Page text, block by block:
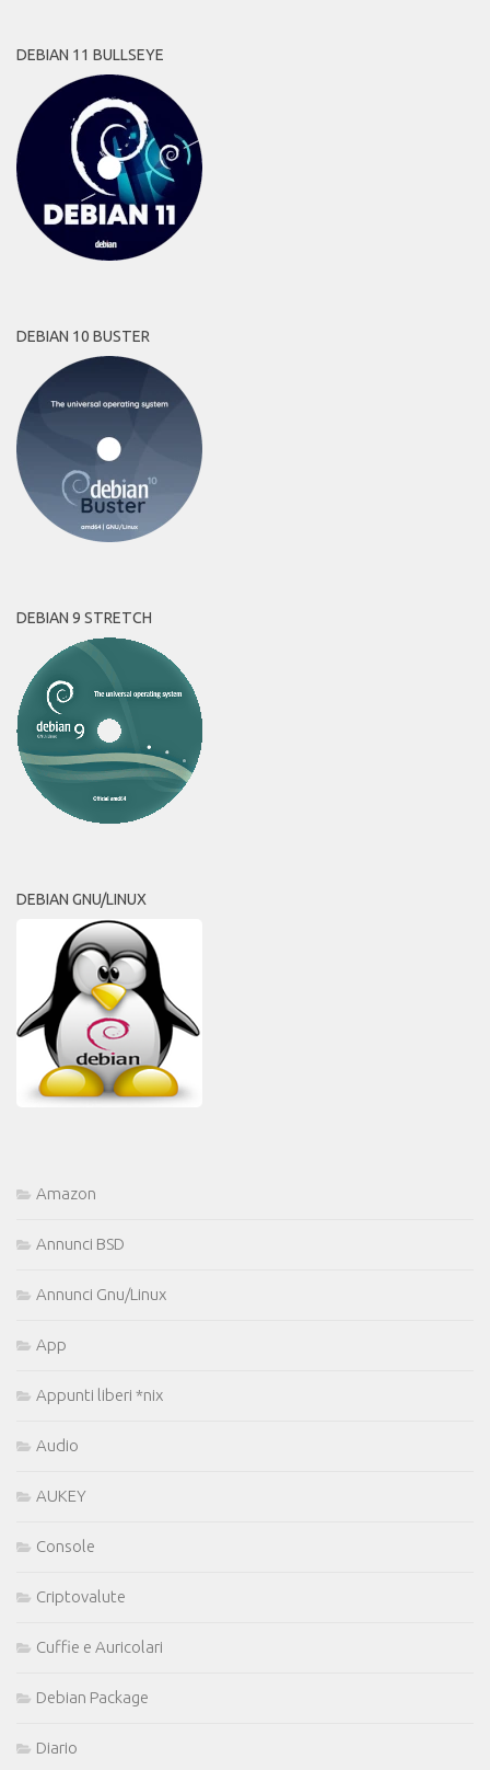
DEBIAN 11 BULLSEYE
DEBIAN 10 BUSTER
DEBIAN 9 STRETCH
DEBIAN GNU/LINUX
Amazon
Annunci BSD
Annunci Gnu/Linux
App
Appunti liberi *nix
Audio
AUKEY
Console
Criptovalute
Cuffie e Auricolari
Debian Package
Diario